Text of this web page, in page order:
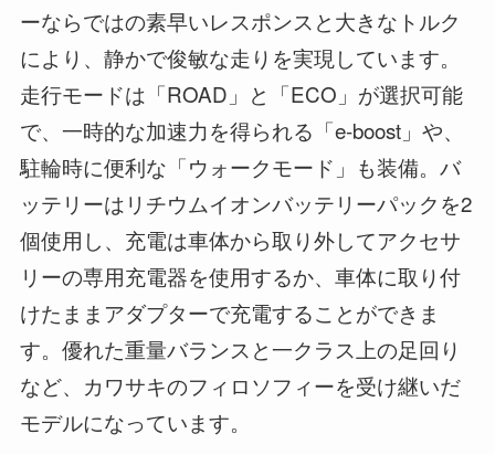
ーならではの素早いレスポンスと大きなトルク
により、静かで俊敏な走りを実現しています。
走行モードは「ROAD」と「ECO」が選択可能
で、一時的な加速力を得られる「e-boost」や、
駐輪時に便利な「ウォークモード」も装備。バ
ッテリーはリチウムイオンバッテリーパックを2
個使用し、充電は車体から取り外してアクセサ
リーの専用充電器を使用するか、車体に取り付
けたままアダプターで充電することができま
す。優れた重量バランスと一クラス上の足回り
など、カワサキのフィロソフィーを受け継いだ
モデルになっています。